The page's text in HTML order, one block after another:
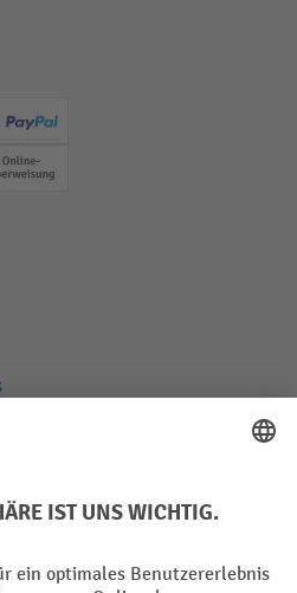
(Visa)
PayPal
Online-Überweisung